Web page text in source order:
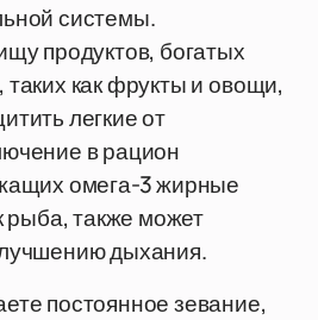
системы.
продуктов, богатых
как фрукты и овощи,
легкие от
в рацион
омега-3 жирные
рыба, также может
дыхания.
постоянное зевание,